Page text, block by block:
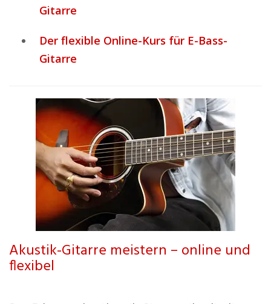
Gitarre
Der flexible Online-Kurs für E-Bass-
Gitarre
Akustik-Gitarre meistern – online und
flexibel